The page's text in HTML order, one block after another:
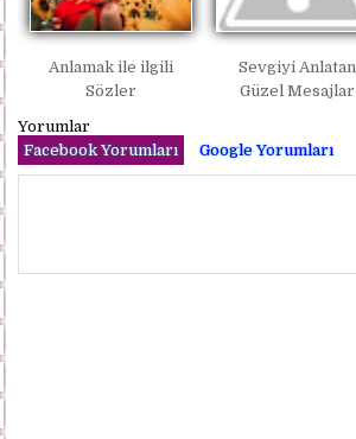
Anlamak ile ilgili
Sözler
Sevgiyi Anlatan
Güzel Mesajlar
Yorumlar
Facebook Yorumları
Google Yorumları